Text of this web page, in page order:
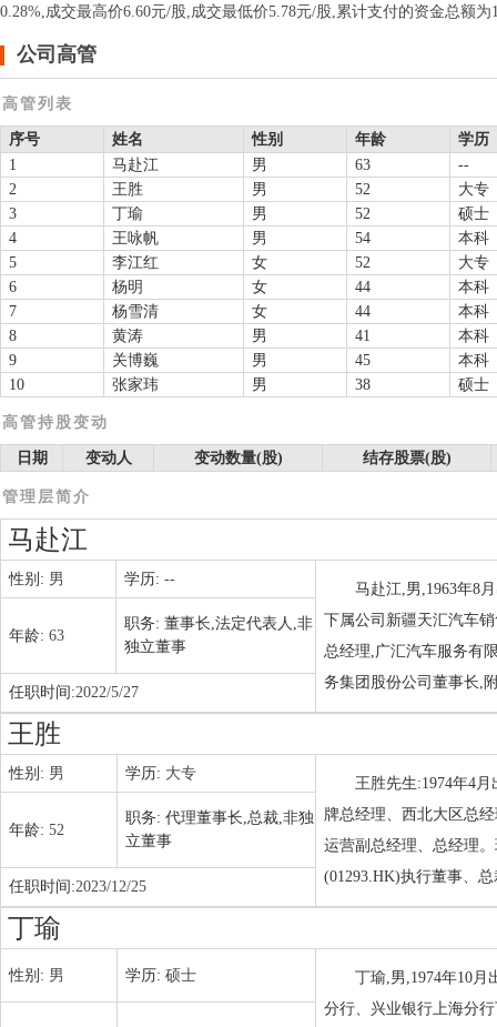
0.28%,成交最高价6.60元/股,成交最低价5.78元/股,累计支付的资金总额
公司高管
高管列表
序号 姓名 性别 年龄
学历
1
马赴江 男 63
--
2
王胜 男 52
大专
3
丁瑜 男 52
硕士
4
王咏帆 男 54
本科
5
李江红 女 52
大专
6
杨明 女 44
本科
7
杨雪清 女 44
本科
8
黄涛 男 41
本科
9
关博巍 男 45
本科
10
张家玮 男 38 硕士
高管持股变动
日期 变动人 变动数量(股) 结存股票(股)
管理层简介
马赴江
性别: 男 学历: --
马赴江,男,1963年8
下属公司新疆天汇汽车
总经理,广汇汽车服务有
务集团股份公司董事长,
年龄: 63
职务: 董事长,法定代表人,非
独立董事
任职时间:2022/5/27
王胜
性别: 男 学历: 大专
王胜先生:1974年4
牌总经理、西北大区总
运营副总经理、总经理
(01293.HK)执行董事、
年龄: 52
职务: 代理董事长,总裁,非独
立董事
任职时间:2023/12/25
丁瑜
性别: 男 学历: 硕士
丁瑜,男,1974年10
分行、兴业银行上海分